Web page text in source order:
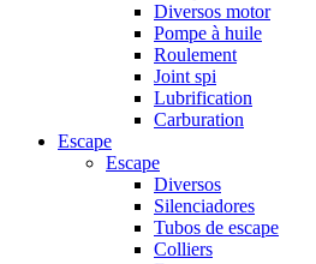
Diversos motor
Pompe à huile
Roulement
Joint spi
Lubrification
Carburation
Escape
Escape
Diversos
Silenciadores
Tubos de escape
Colliers